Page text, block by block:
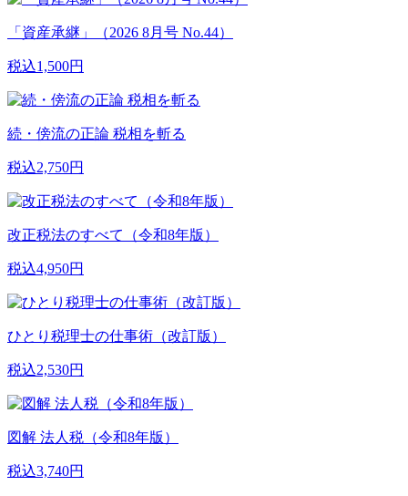
「資産承継」（2026 8月号 No.44）
税込1,500円
続・傍流の正論 税相を斬る
税込2,750円
改正税法のすべて（令和8年版）
税込4,950円
ひとり税理士の仕事術（改訂版）
税込2,530円
図解 法人税（令和8年版）
税込3,740円